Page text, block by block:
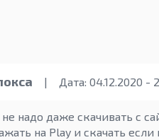
| Дата: 04.12.2020 -
надо даже скачивать с
на Play и скачать если